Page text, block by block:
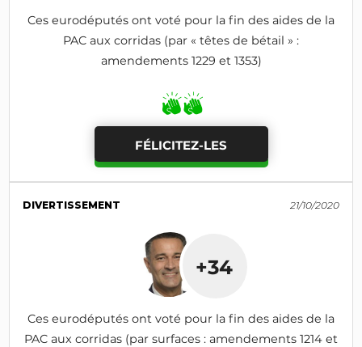
Ces eurodéputés ont voté pour la fin des aides de la
PAC aux corridas (par « têtes de bétail » :
amendements 1229 et 1353)
FÉLICITEZ-LES
DIVERTISSEMENT 21/10/2020
+34
Ces eurodéputés ont voté pour la fin des aides de la
PAC aux corridas (par surfaces : amendements 1214 et